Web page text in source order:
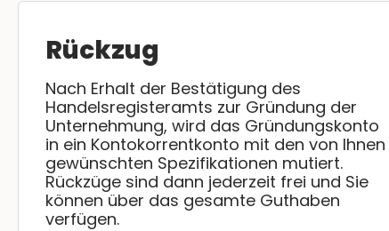
Rückzug
Nach Erhalt der Bestätigung des
Handelsregisteramts zur Gründung der
Unternehmung, wird das Gründungskonto
in ein Kontokorrentkonto mit den von Ihnen
gewünschten Spezifikationen mutiert.
Rückzüge sind dann jederzeit frei und Sie
können über das gesamte Guthaben
verfügen.